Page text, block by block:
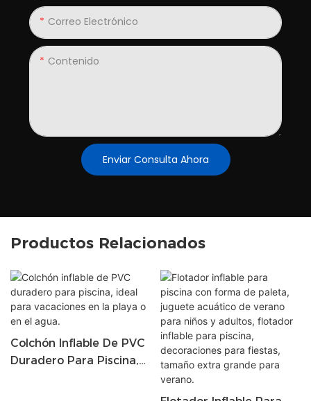
Correo Electrónico
Contenido
Enviar Consulta Ahora
Productos Relacionados
Colchón Inflable De PVC
Duradero Para Piscina,